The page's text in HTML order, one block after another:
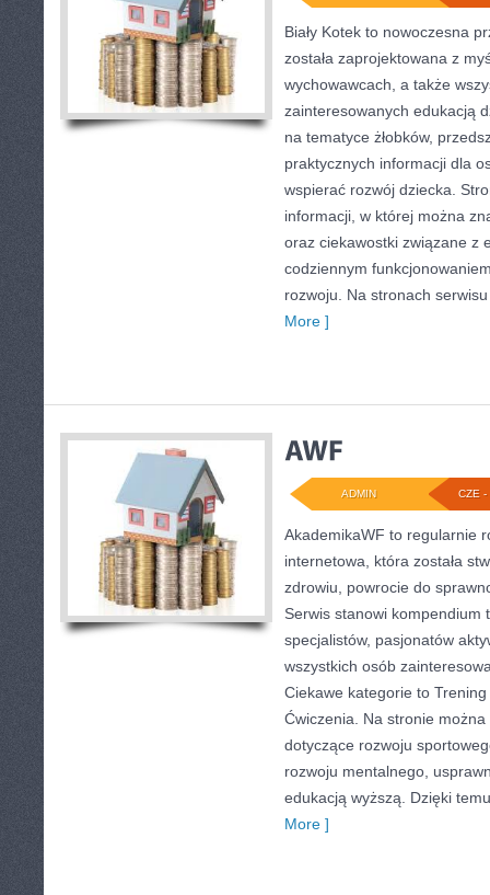
Biały Kotek to nowoczesna
została zaprojektowana z
wychowawcach, a także
zainteresowanych edukacją
na tematyce żłobków,
praktycznych informacji dla
wspierać rozwój dziecka.
informacji, w której można
oraz ciekawostki związane z
codziennym
rozwoju. Na stronach
More ]
CZE -
ADMIN
AkademikaWF to regularnie
internetowa, która została
zdrowiu, powrocie do
Serwis stanowi kompendium
specjalistów, pasjonatów
wszystkich osób
Ciekawe kategorie to
Ćwiczenia. Na stronie można
dotyczące rozwoju
rozwoju mentalnego,
edukacją wyższą. Dzięki
More ]